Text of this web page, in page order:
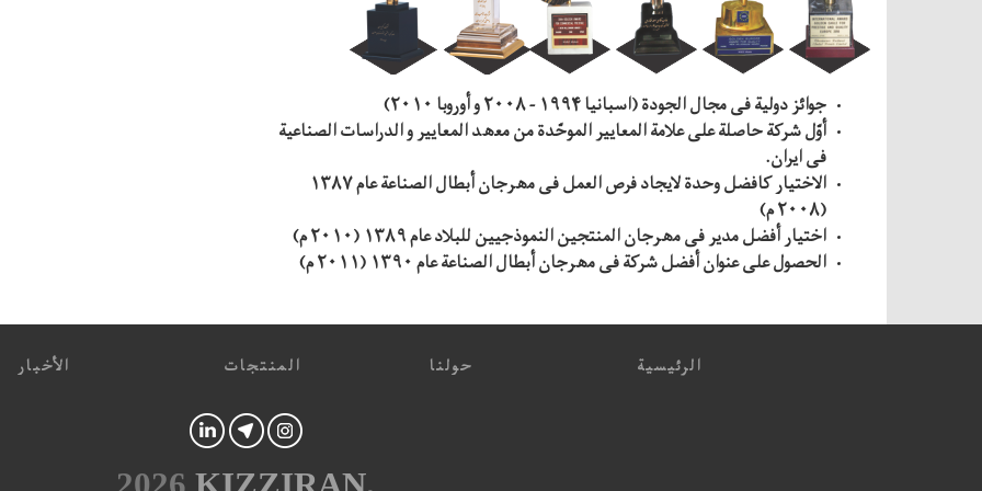
جوائز دولیة فی مجال الجودة (اسبانیا ۱۹۹۴ - ۲۰۰۸ و أوروبا ۲۰۱۰)
أوّل شركة حاصلة علی علامة المعاییر الموحّدة من معهد المعاییر و الدراسات الصناعیة
فی ایران.
الاختیار كافضل وحدة لایجاد فرص العمل فی مهرجان أبطال الصناعة عام ۱۳۸۷
(۲۰۰۸ م)
اختیار أفضل مدیر فی مهرجان المنتجین النموذجیین للبلاد عام ۱۳۸۹ (۲۰۱۰ م)
الحصول علی عنوان أفضل شركة فی مهرجان أبطال الصناعة عام ۱۳۹۰ (۲۰۱۱ م)
الرئيسية حولنا المنتجات الأخبار